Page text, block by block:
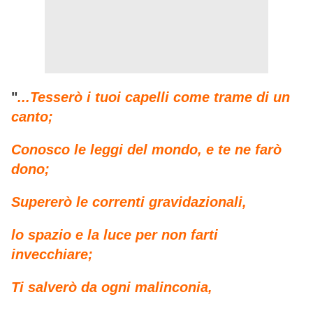
"...Tesserò i tuoi capelli come trame di un
canto;
Conosco le leggi del mondo, e te ne farò
dono;
Supererò le correnti gravidazionali,
lo spazio e la luce per non farti
invecchiare;
Ti salverò da ogni malinconia,